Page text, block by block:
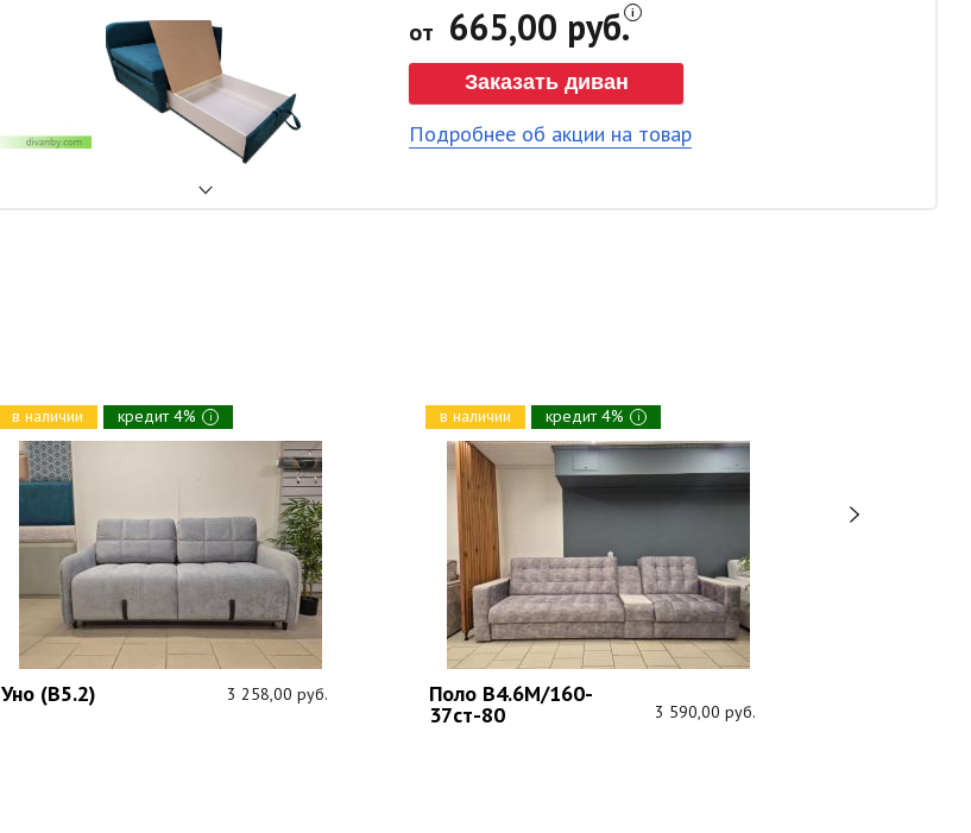
от 665,00 руб.
Заказать диван
Подробнее об акции на товар
в наличии кредит 4% i
Уно (В5.2) 3 258,00 руб.
в наличии кредит 4% i
Поло В4.6М/160-
37ст-80 3 590,00 руб.